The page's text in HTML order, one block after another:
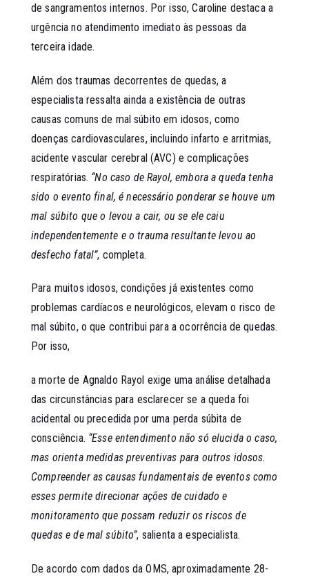
de sangramentos internos. Por isso, Caroline destaca a
urgência no atendimento imediato às pessoas da
terceira idade.
Além dos traumas decorrentes de quedas, a
especialista ressalta ainda a existência de outras
causas comuns de mal súbito em idosos, como
doenças cardiovasculares, incluindo infarto e arritmias,
acidente vascular cerebral (AVC) e complicações
respiratórias. “No caso de Rayol, embora a queda tenha
sido o evento final, é necessário ponderar se houve um
mal súbito que o levou a cair, ou se ele caiu
independentemente e o trauma resultante levou ao
desfecho fatal”, completa.
Para muitos idosos, condições já existentes como
problemas cardíacos e neurológicos, elevam o risco de
mal súbito, o que contribui para a ocorrência de quedas.
Por isso,
a morte de Agnaldo Rayol exige uma análise detalhada
das circunstâncias para esclarecer se a queda foi
acidental ou precedida por uma perda súbita de
consciência. “Esse entendimento não só elucida o caso,
mas orienta medidas preventivas para outros idosos.
Compreender as causas fundamentais de eventos como
esses permite direcionar ações de cuidado e
monitoramento que possam reduzir os riscos de
quedas e de mal súbito”, salienta a especialista.
De acordo com dados da OMS, aproximadamente 28-